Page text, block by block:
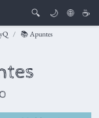
🔍 🌙 🌐 ☕
📚 Apuntes